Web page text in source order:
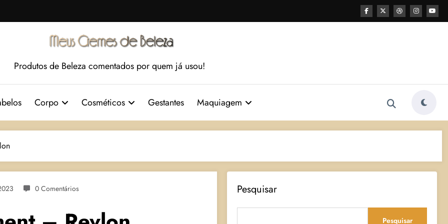
Produtos de Beleza comentados por quem já usou!
Corpo Cosméticos Gestantes Maquiagem
0 Comentários Pesquisar
Pesquisar